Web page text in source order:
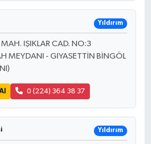
Yıldırım
IŞIKLAR CAD. NO:3
MEYDANI - GIYASETTİN BİNGÖL
0 (224) 364 38 37
Yıldırım